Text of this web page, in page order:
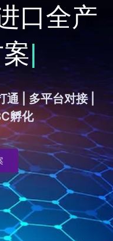
口全产
|
通 | 多平台对接 |
孵化